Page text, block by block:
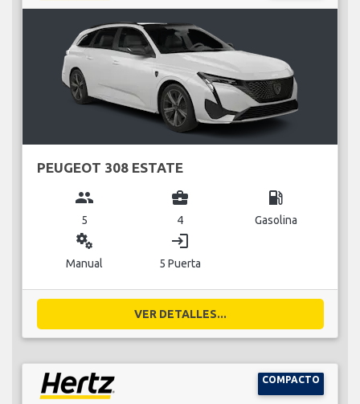
PEUGEOT 308 ESTATE
group
5
business_center
4
local_gas_station
Gasolina
miscellaneous_services
Manual
login
5 Puerta
VER DETALLES...
COMPACTO